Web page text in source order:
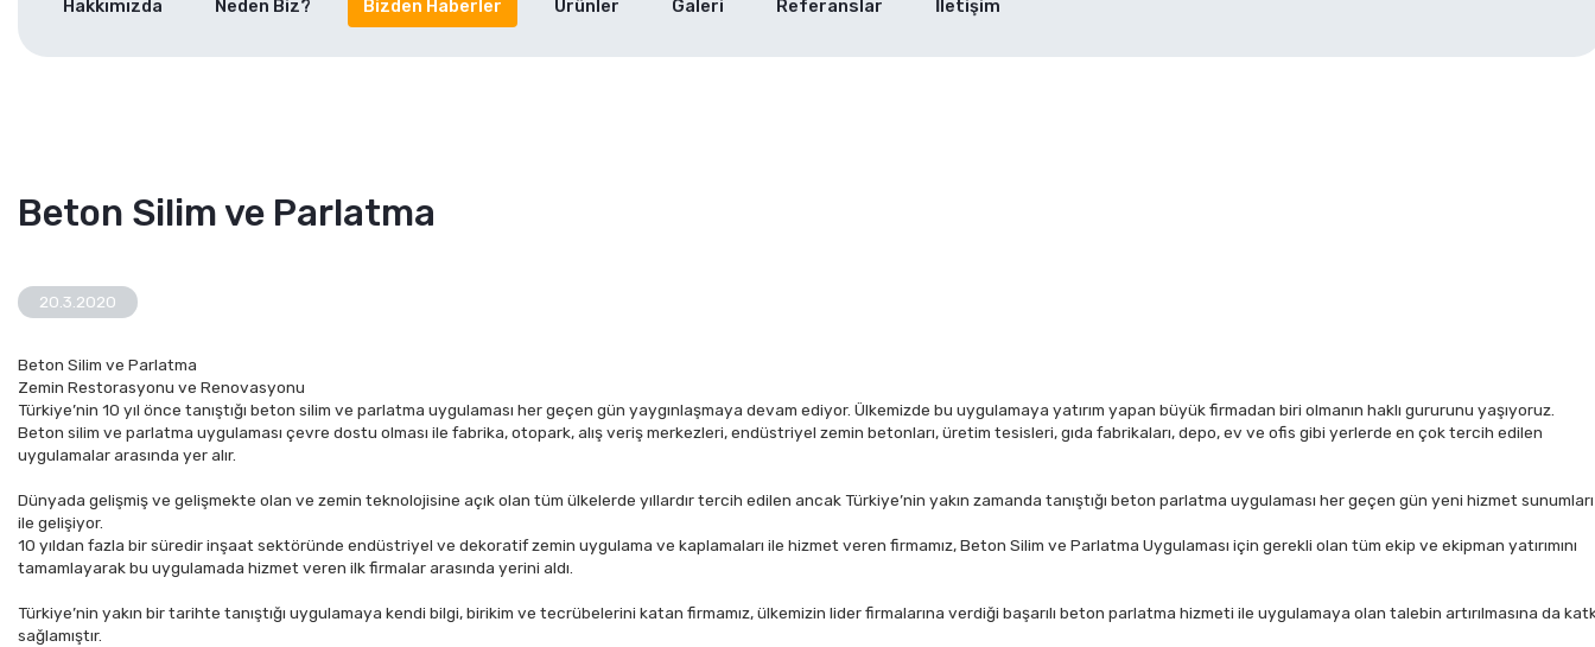
Hakkımızda Neden Biz? Bizden Haberler Ürünler Galeri Referanslar İletişim
Beton Silim ve Parlatma
20.3.2020
Beton Silim ve Parlatma
Zemin Restorasyonu ve Renovasyonu
Türkiye’nin 10 yıl önce tanıştığı beton silim ve parlatma uygulaması her geçen gün yaygınlaşmaya devam ediyor. Ülkemizde bu uygulamaya yatırım yapan büyük firmadan biri olmanın haklı gururunu yaşıyoruz.
Beton silim ve parlatma uygulaması çevre dostu olması ile fabrika, otopark, alış veriş merkezleri, endüstriyel zemin betonları, üretim tesisleri, gıda fabrikaları, depo, ev ve ofis gibi yerlerde en çok tercih edilen
uygulamalar arasında yer alır.
Dünyada gelişmiş ve gelişmekte olan ve zemin teknolojisine açık olan tüm ülkelerde yıllardır tercih edilen ancak Türkiye’nin yakın zamanda tanıştığı beton parlatma uygulaması her geçen gün yeni hizmet sunumları
ile gelişiyor.
10 yıldan fazla bir süredir inşaat sektöründe endüstriyel ve dekoratif zemin uygulama ve kaplamaları ile hizmet veren firmamız, Beton Silim ve Parlatma Uygulaması için gerekli olan tüm ekip ve ekipman yatırımını
tamamlayarak bu uygulamada hizmet veren ilk firmalar arasında yerini aldı.
Türkiye’nin yakın bir tarihte tanıştığı uygulamaya kendi bilgi, birikim ve tecrübelerini katan firmamız, ülkemizin lider firmalarına verdiği başarılı beton parlatma hizmeti ile uygulamaya olan talebin artırılmasına da
sağlamıştır.